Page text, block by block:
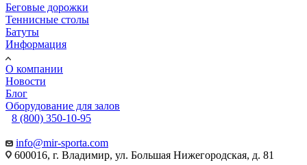
Беговые дорожки
Теннисные столы
Батуты
Информация
О компании
Новости
Блог
Оборудование для залов
8 (800) 350-10-95
info@mir-sporta.com
600016, г. Владимир, ул. Большая Нижегородская, д. 81